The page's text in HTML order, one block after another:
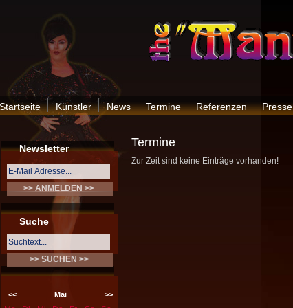
Startseite Künstler News Termine Referenzen Presse
Newsletter
Suche
<< Mai >>
Termine
Zur Zeit sind keine Einträge vorhanden!